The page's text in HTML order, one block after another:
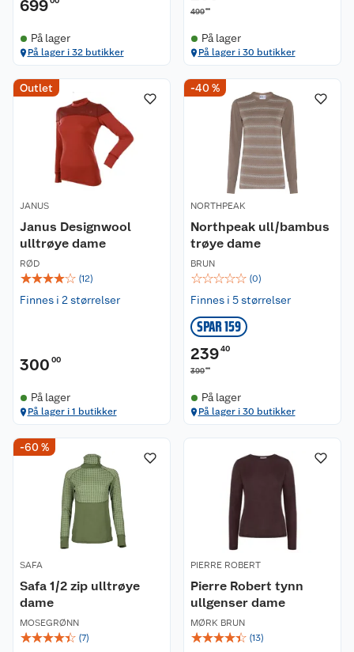
699
På lager
På lager i 32 butikker
49900
På lager
På lager i 30 butikker
Outlet
JANUS
Janus Designwool
ulltrøye dame
RØD
☆☆☆☆☆ (12)
Finnes i 2 størrelser
300 00
På lager
På lager i 1 butikker
-40 %
NORTHPEAK
Northpeak ull/bambus
trøye dame
BRUN
☆☆☆☆☆ (0)
Finnes i 5 størrelser
SPAR 159
23940
39900
På lager
På lager i 30 butikker
-60 %
SAFA
Safa 1/2 zip ulltrøye
dame
MOSEGRØNN
☆☆☆☆☆ (7)
PIERRE ROBERT
Pierre Robert tynn
ullgenser dame
MØRK BRUN
☆☆☆☆☆ (13)